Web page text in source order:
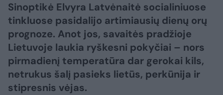
Sinoptikė Elvyra Latvėnaitė socialiniuose
tinkluose pasidalijo artimiausių dienų orų
prognoze. Anot jos, savaitės pradžioje
Lietuvoje laukia ryškesni pokyčiai – nors
pirmadienį temperatūra dar gerokai kils,
netrukus šalį pasieks lietūs, perkūnija ir
stipresnis vėjas.